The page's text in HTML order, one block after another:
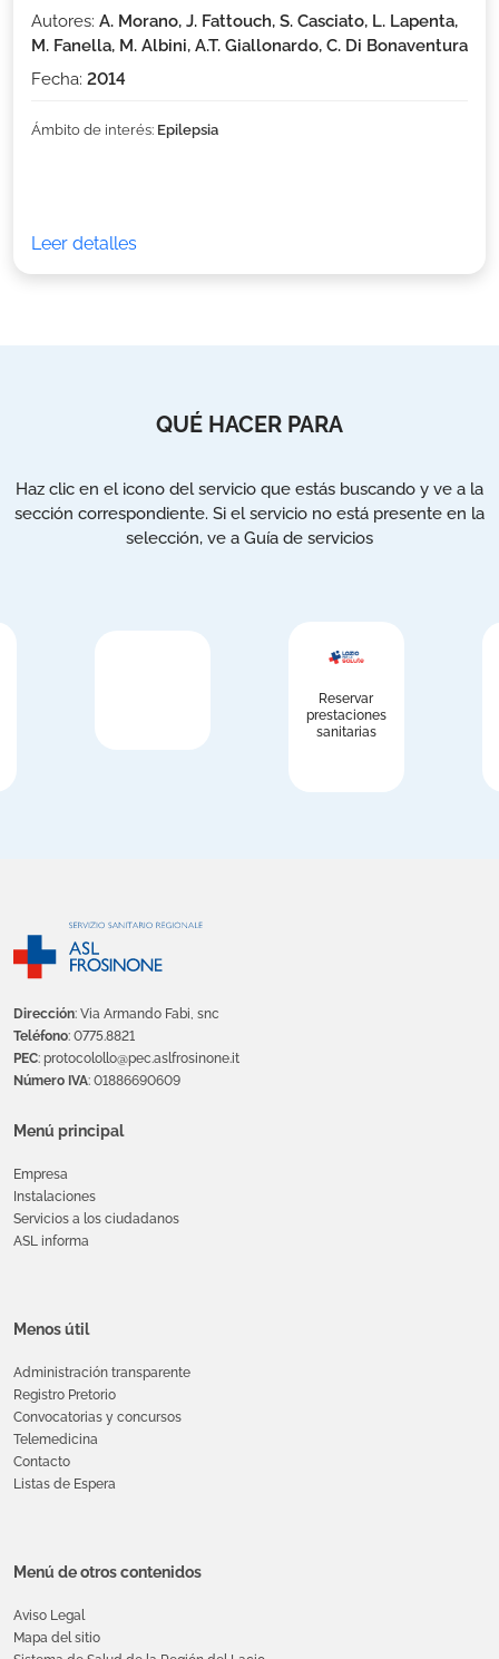
Autores: A. Morano, J. Fattouch, S. Casciato, L. Lapenta,
M. Fanella, M. Albini, A.T. Giallonardo, C. Di Bonaventura
Fecha: 2014
Ámbito de interés: Epilepsia
Leer detalles
QUÉ HACER PARA
Haz clic en el icono del servicio que estás buscando y ve a la
sección correspondiente. Si el servicio no está presente en la
selección, ve a Guía de servicios
Reservar
prestaciones
sanitarias
Dirección: Via Armando Fabi, snc
Teléfono: 0775.8821
PEC: protocolollo@pec.aslfrosinone.it
Número IVA: 01886690609
Menú principal
Empresa
Instalaciones
Servicios a los ciudadanos
ASL informa
Menos útil
Administración transparente
Registro Pretorio
Convocatorias y concursos
Telemedicina
Contacto
Listas de Espera
Menú de otros contenidos
Aviso Legal
Mapa del sitio